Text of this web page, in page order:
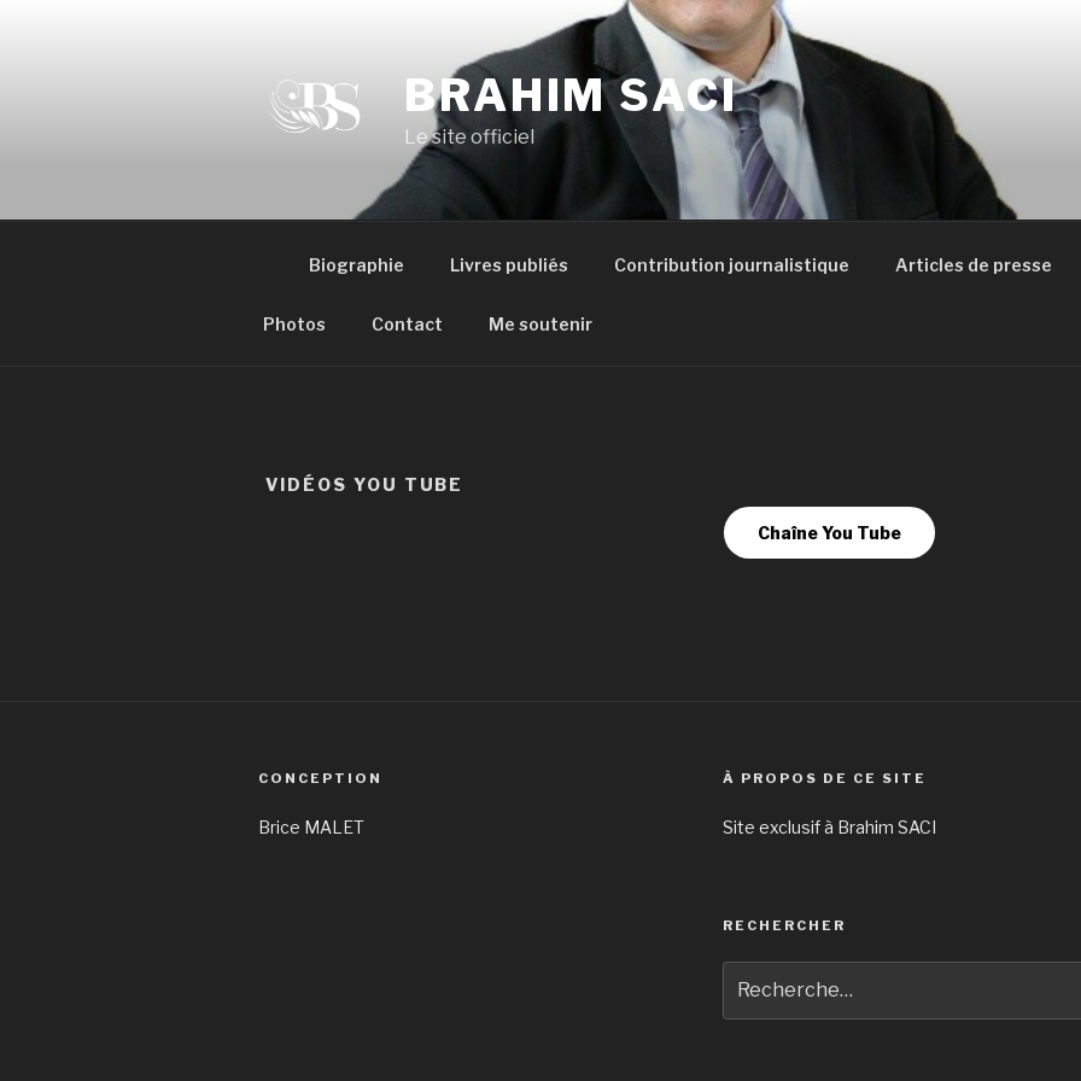
BRAHIM SACI
Le site officiel
Biographie Livres publiés Contribution journalistique Articles de presse
Photos Contact Me soutenir
VIDÉOS YOU TUBE
Chaîne You Tube
CONCEPTION
Brice MALET
À PROPOS DE CE SITE
Site exclusif à Brahim SACI
RECHERCHER
pour
: